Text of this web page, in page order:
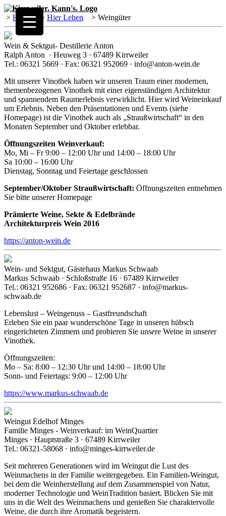
> Home> Hier Leben > Weingüter
Wein & Sektgut- Destillerie Anton
Ralph Anton · Heuweg 3 · 67489 Kirrweiler
Tel.: 06321 5669 · Fax: 06321 952069 · info@anton-wein.de
Mit unserer Vinothek haben wir unseren Traum einer modernen,
themenbezogenen Vinothek mit einer eigenständigen Architektur
und spannendem Raumerlebnis verwirklicht. Hier wird Weineinkauf
um Erlebnis. Neben den Präsentationen und Events (siehe
Homepage) ist die Vinothek auch als „Straußwirtschaft“ in den
Monaten September und Oktober erlebbar.
Öffnungszeiten Weinverkauf:
Mo, Mi – Fr 9:00 – 12:00 Uhr und 14:00 – 18:00 Uhr
Sa 10:00 – 16:00 Uhr
Dienstag, Sonntag und Feiertage geschlossen
September/Oktober Straußwirtschaft: Öffnungszeiten entnehmen
Sie bitte unserer Homepage
Prämierte Weine, Sekte & Edelbrände
Architekturpreis Wein 2016
https://anton-wein.de
Wein- und Sektgut, Gästehaus Markus Schwaab
Markus Schwaab · Schloßstraße 16 · 67489 Kirrweiler
Tel.: 06321 952686 · Fax: 06321 952687 · info@markus-
schwaab.de
Lebenslust – Weingenuss – Gastfreundschaft
Erleben Sie ein paar wunderschöne Tage in unseren hübsch
eingerichteten Zimmern und probieren Sie unsere Weine in unserer
Vinothek.
Öffnungszeiten:
Mo – Sa: 8:00 – 12:30 Uhr und 14:00 – 18:00 Uhr
Sonn- und Feiertags: 9:00 – 12:00 Uhr
https://www.markus-schwaab.de
Weingut Edelhof Minges
Familie Minges - Weinverkauf: im WeinQuartier
Minges · Hauptstraße 3 · 67489 Kirrweiler
Tel.: 06321-58068 · info@minges-kirrweiler.de
Seit mehreren Generationen wird im Weingut die Lust des
Weinmachens in der Familie weitergegeben. Ein Familien-Weingut,
bei dem die Weinherstellung auf dem Zusammenspiel von Natur,
moderner Technologie und WeinTradition basiert. Blicken Sie mit
uns in die Welt des Weinmachens und genießen Sie charaktervolle
Weine, die durch ihre Aromatik begeistern.